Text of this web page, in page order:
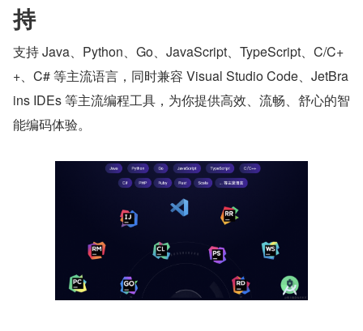
持
支持 Java、Python、Go、JavaScript、TypeScript、C/C+
+、C# 等主流语言，同时兼容 Visual Studio Code、JetBra
ins IDEs 等主流编程工具，为你提供高效、流畅、舒心的智
能编码体验。